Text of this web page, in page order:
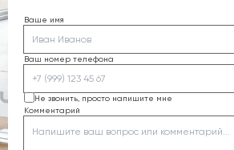
Ваше имя
Ваш номер телефона
Не звонить, просто напишите мне
Комментарий